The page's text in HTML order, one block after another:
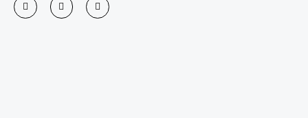
n
s
a
c
o
u